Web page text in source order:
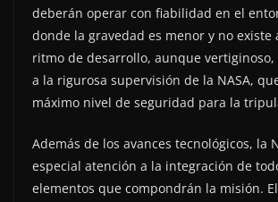
deberán operar con fiabilidad en el
donde la gravedad es menor y no existe
ritmo de desarrollo, aunque vertiginoso,
a la rigurosa supervisión de la NASA,
máximo nivel de seguridad para la
Además de los avances tecnológicos, la
especial atención a la integración de
elementos que compondrán la misión. El